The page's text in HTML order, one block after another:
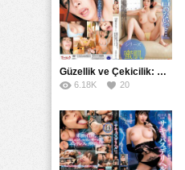
Güzellik ve Çekicilik: Bir İşyeri Kadininin Hikayesi
6.18K 20